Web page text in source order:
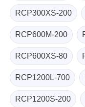
RCP300XS-200
RCP600M-200
RCP600XS-80
RCP1200L-700
RCP1200S-200